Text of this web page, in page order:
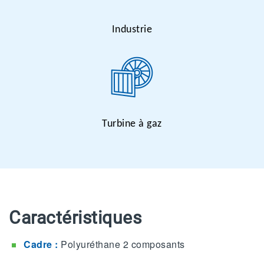
Industrie
Turbine à gaz
Caractéristiques
Cadre : Polyuréthane 2 composants